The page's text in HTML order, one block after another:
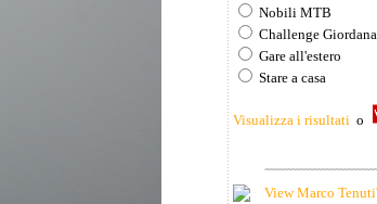
Nobili MTB
Challenge Giordana
Gare all'estero
Stare a casa
Visualizza i risultati o